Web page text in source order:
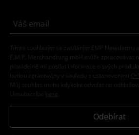
Tímto souhlasím se zasíláním EMP Newslettru
E.M.P. Merchandising mbH může zpracovávat
pravidelně mi posílat informace o svých
budou zpracovány v souladu s ustanoveními
Můj souhlas mohu kdykoliv odvolat na
Unsubscribe here
Odebírat